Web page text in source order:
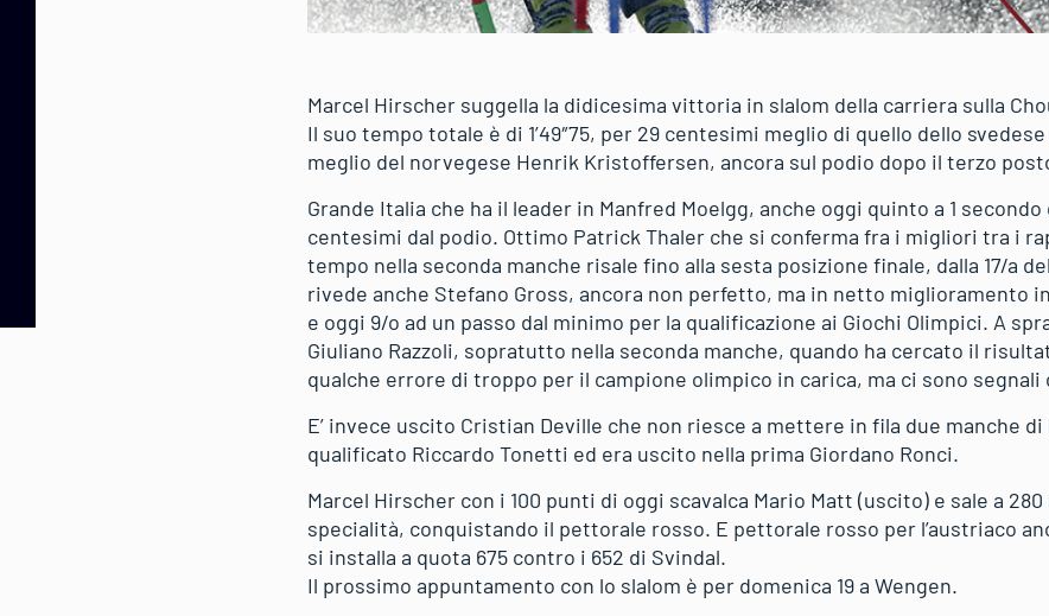
Marcel Hirscher suggella la didicesima vittoria in slalom della carriera sulla
Il suo tempo totale è di 1’49″75, per 29 centesimi meglio di quello dello
meglio del norvegese Henrik Kristoffersen, ancora sul podio dopo il terzo
Grande Italia che ha il leader in Manfred Moelgg, anche oggi quinto a 1 secondo
centesimi dal podio. Ottimo Patrick Thaler che si conferma fra i migliori tra i
tempo nella seconda manche risale fino alla sesta posizione finale, dalla 17/a
rivede anche Stefano Gross, ancora non perfetto, ma in netto miglioramento
e oggi 9/o ad un passo dal minimo per la qualificazione ai Giochi Olimpici. A
Giuliano Razzoli, sopratutto nella seconda manche, quando ha cercato il
qualche errore di troppo per il campione olimpico in carica, ma ci sono segnali
E’ invece uscito Cristian Deville che non riesce a mettere in fila due manche
qualificato Riccardo Tonetti ed era uscito nella prima Giordano Ronci.
Marcel Hirscher con i 100 punti di oggi scavalca Mario Matt (uscito) e sale a
specialità, conquistando il pettorale rosso. E pettorale rosso per l’austriaco
si installa a quota 675 contro i 652 di Svindal.
Il prossimo appuntamento con lo slalom è per domenica 19 a Wengen.